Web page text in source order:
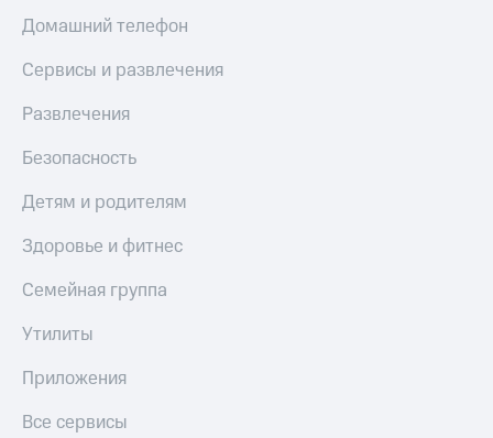
Домашний телефон
Сервисы и развлечения
Развлечения
Безопасность
Детям и родителям
Здоровье и фитнес
Семейная группа
Утилиты
Приложения
Все сервисы